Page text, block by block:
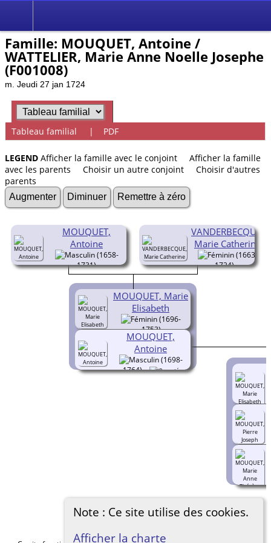
Note : Ce site utilise des cookies.
Afficher la charte
Famille: MOUQUET, Antoine /
WATTELIER, Marie Anne Noelle Josephe
(F001008)
m. Jeudi 27 jan 1724
Tableau familial | PDF
LEGEND Afficher la famille avec le conjoint
Afficher la famille
avec les parents
Choisir un autre conjoint
Choisir d'autres
parents
Augmenter Diminuer Remettre à zéro
MOUQUET,
Antoine
(1658-
1731)
VANDERBECQUE,
Marie Catherine
(1663-
1724)
MOUQUET, Marie
Elisabeth
(1696-
1753)
MOUQUET,
Antoine
(1698-
1764)